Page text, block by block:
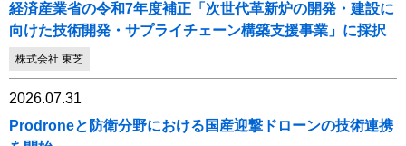
経済産業省の令和7年度補正「次世代革新炉の開発・建設に
向けた技術開発・サプライチェーン構築支援事業」に採択
株式会社 東芝
2026.07.31
Prodroneと防衛分野における国産迎撃ドローンの技術連携